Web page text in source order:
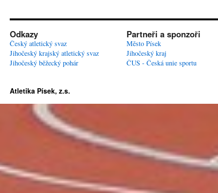
Odkazy
Český atletický svaz
Jihočeský krajský atletický svaz
Jihočeský běžecký pohár
Partneři a sponzoři
Město Písek
Jihočeský kraj
ČUS - Česká unie sportu
Atletika Písek, z.s.